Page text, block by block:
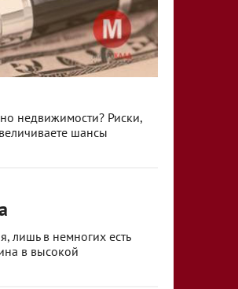
недвижимости? Риски,
шансы
лишь в немногих есть
в высокой